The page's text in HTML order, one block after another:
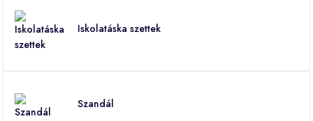
Iskolatáska szettek
Szandál